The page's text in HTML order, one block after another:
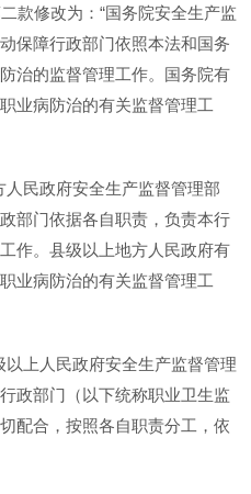
款修改为：“国务院安全生产监
保障行政部门依照本法和国务
治的监督管理工作。国务院有
业病防治的有关监督管理工
民政府安全生产监督管理部
部门依据各自职责，负责本行
作。县级以上地方人民政府有
业病防治的有关监督管理工
上人民政府安全生产监督管理
政部门（以下统称职业卫生监
配合，按照各自职责分工，依